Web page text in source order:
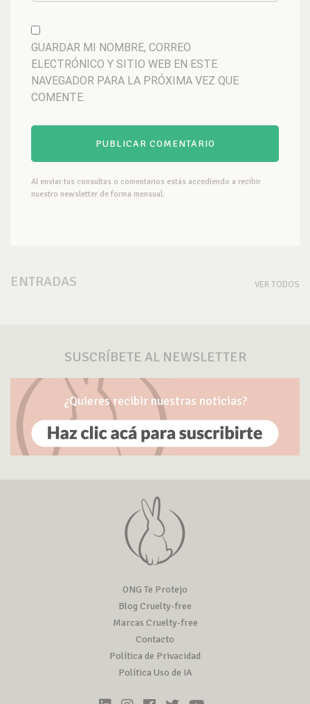
GUARDAR MI NOMBRE, CORREO
ELECTRÓNICO Y SITIO WEB EN ESTE
NAVEGADOR PARA LA PRÓXIMA VEZ QUE
COMENTE.
Al enviar tus consultas o comentarios estás accediendo a recibir
nuestro newsletter de forma mensual.
ENTRADAS VER TODOS
SUSCRÍBETE AL NEWSLETTER
¿Quieres recibir nuestras noticias?
ONG Te Protejo
Blog Cruelty-free
Marcas Cruelty-free
Contacto
Política de Privacidad
Política Uso de IA